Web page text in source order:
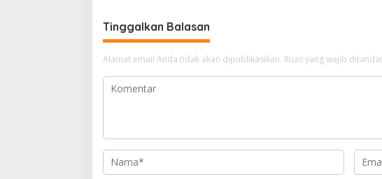
Tinggalkan Balasan
Alamat email Anda tidak akan dipublikasikan. Ruas yang wajib ditandai